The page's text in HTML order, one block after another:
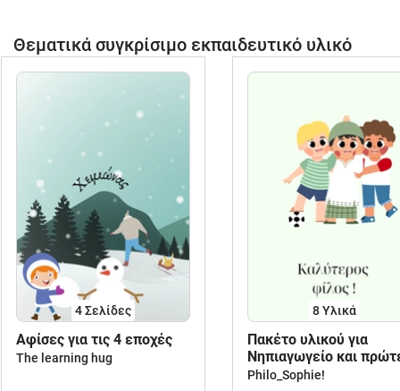
Θεματικά συγκρίσιμο εκπαιδευτικό υλικό
4Σελίδες
Aφίσες για τις 4 εποχές
The learning hug
8 Υλικά
Πακέτο υλικού για
Νηπιαγωγείο και
τάξεις Δημοτικού.
Philo_Sophie!